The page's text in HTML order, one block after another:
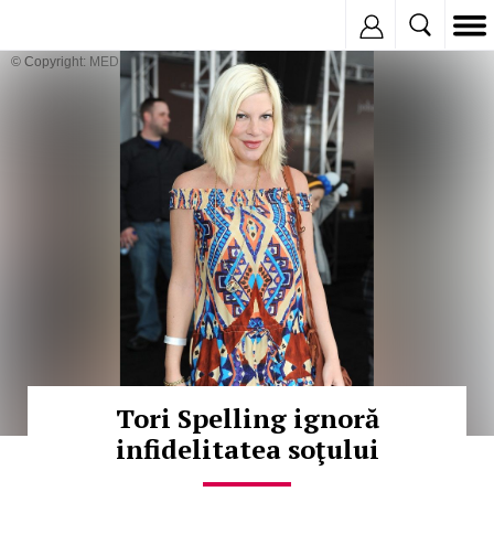
© Copyright: MEDIAFAX
Tori Spelling ignoră
infidelitatea soţului